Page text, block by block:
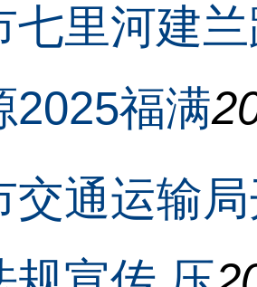
七里河建
2025福满
交通运输